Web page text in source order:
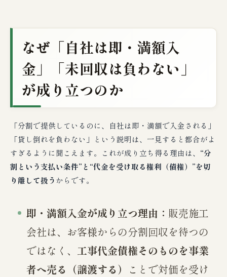
なぜ「自社は即・満額入
金」「未回収は負わない」
が成り立つのか
「分割で提供しているのに、自社は即・満額で入金される」
「貸し倒れを負わない」という説明は、一見すると都合がよ
すぎるように聞こえます。これが成り立ち得る理由は、 “分
割という支払い条件”と“代金を受け取る権利（債権）”を切
り離して扱うからです。
即・満額入金が成り立つ理由： 販売施工
会社は、お客様からの分割回収を待つの
ではなく、 工事代金債権そのものを事業
者へ売る（譲渡する）
ことで対価を受け